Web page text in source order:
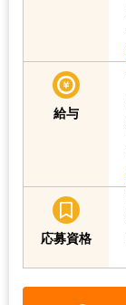
給与
応募資格